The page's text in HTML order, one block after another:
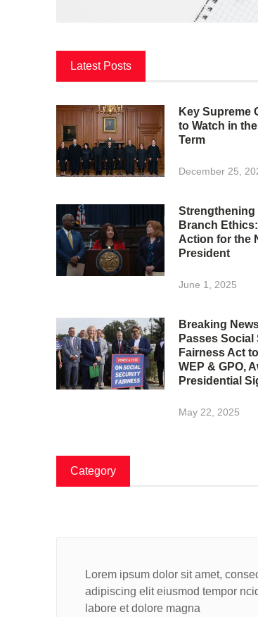
Latest Posts
Key Supreme
to Watch in
Term
December 25,
Strengthening
Branch
Action for the
President
June 1, 2025
Breaking
Passes Social
Fairness Act
WEP & GPO,
Presidential
May 22, 2025
Category
Lorem ipsum dolor sit amet,
adipiscing elit eiusmod tempor
labore et dolore magna